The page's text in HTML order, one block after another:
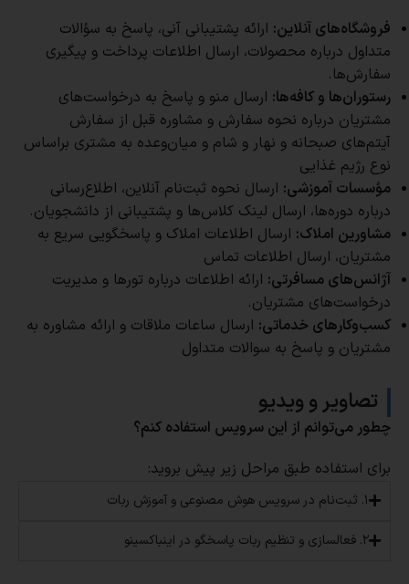
فروشگاه‌های آنلاین: ارائه پشتیبانی آنی، پاسخ به سؤالات
متداول درباره محصولات، ارسال اطلاعات پرداخت و پیگیری
سفارش‌ها.
رستوران‌ها و کافه‌ها: ارسال منو و پاسخ به درخواست‌های
مشتریان درباره نحوه سفارش و مشاوره قبل از سفارش
آیتم‌های صبحانه و نهار و شام و میان‌وعده به مشتری براساس
نوع رژیم غذایی
مؤسسات آموزشی: ارسال نحوه ثبت‌نام آنلاین، اطلاع‌رسانی
درباره دوره‌ها، ارسال لینک کلاس‌ها و پشتیبانی از دانشجویان.
مشاورین املاک: ارسال اطلاعات املاک و پاسخگویی سریع به
مشتریان، ارسال اطلاعات تماس
آژانس‌های مسافرتی: ارائه اطلاعات درباره تورها و مدیریت
درخواست‌های مشتریان.
کسب‌وکارهای خدماتی: ارسال ساعات ملاقات و ارائه مشاوره به
مشتریان و پاسخ به سوالات متداول
تصاویر و ویدیو
چطور می‌توانم از این سرویس استفاده کنم؟
برای استفاده طبق مراحل زیر پیش بروید:
۱. ثبت‌نام در سرویس هوش مصنوعی و آموزش ربات
۲. فعالسازی و تنظیم ربات پاسخگو در اینباکسینو